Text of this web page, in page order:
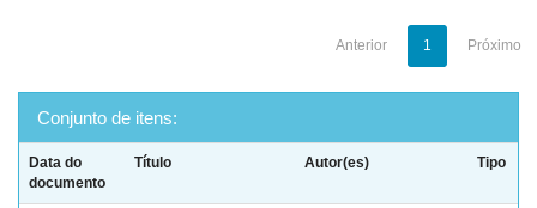
Anterior 1 Próximo
Conjunto de itens:
Data do
documento
Título Autor(es) Tipo